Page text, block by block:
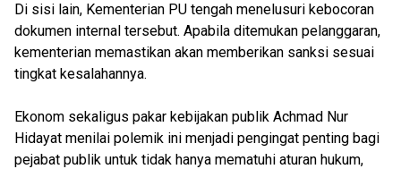
Di sisi lain, Kementerian PU tengah menelusuri kebocoran
dokumen internal tersebut. Apabila ditemukan pelanggaran,
kementerian memastikan akan memberikan sanksi sesuai
tingkat kesalahannya.
Ekonom sekaligus pakar kebijakan publik Achmad Nur
Hidayat menilai polemik ini menjadi pengingat penting bagi
pejabat publik untuk tidak hanya mematuhi aturan hukum,